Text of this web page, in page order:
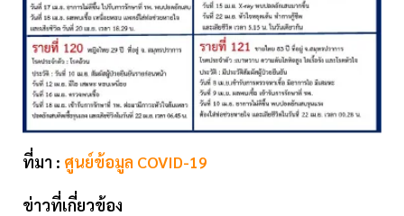
ที่มา : ศูนย์ข้อมูล COVID-19
ข่าวที่เกี่ยวข้อง